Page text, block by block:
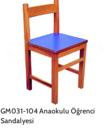
GM031-104 Anaokulu Öğrenci
Sandalyesi